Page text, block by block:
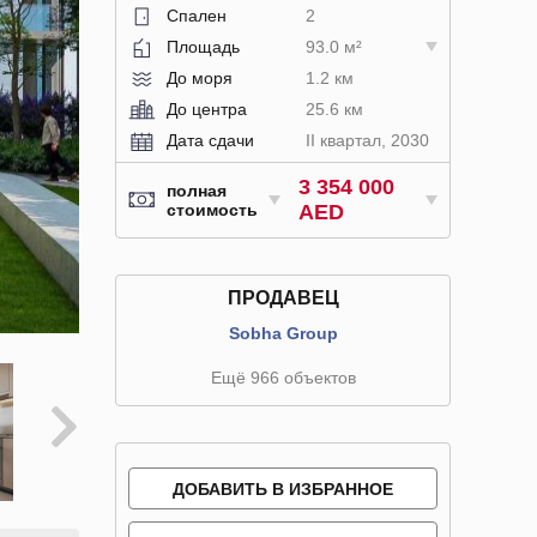
Спален
2
Площадь
93.0 м²
До моря
1.2 км
До центра
25.6 км
Дата сдачи
II квартал, 2030
полная
стоимость
3 354 000
AED
ПРОДАВЕЦ
Sobha Group
Ещё 966 объектов
ДОБАВИТЬ В ИЗБРАННОЕ